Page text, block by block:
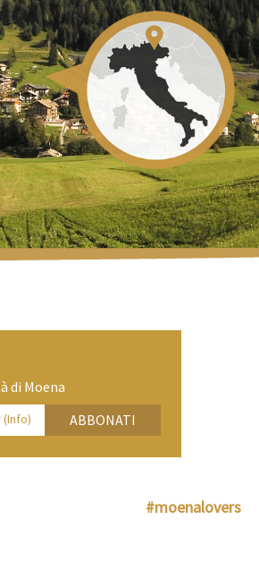
di Moena
(Info) ABBONATI
#moenalovers